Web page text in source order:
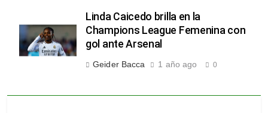
Linda Caicedo brilla en la
Champions League Femenina con
gol ante Arsenal
Geider Bacca 1 año ago 0